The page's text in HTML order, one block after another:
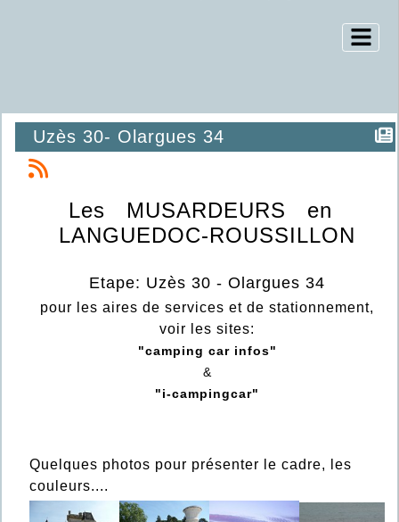
Uzès 30- Olargues 34
Les MUSARDEURS en
LANGUEDOC-ROUSSILLON
Etape: Uzès 30 - Olargues 34
pour les aires de services et de stationnement,
voir les sites:
"camping car infos"
&
"i-campingcar"
Quelques photos pour présenter le cadre, les
couleurs....